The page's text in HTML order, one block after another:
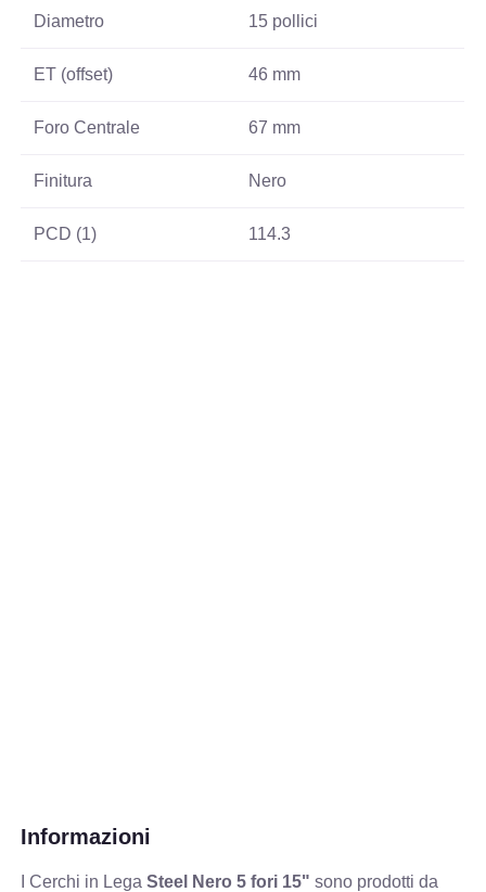
Diametro 15 pollici
ET (offset) 46 mm
Foro Centrale 67 mm
Finitura Nero
PCD (1) 114.3
Informazioni
I Cerchi in LegaSteel Nero 5 fori 15" sono prodotti da